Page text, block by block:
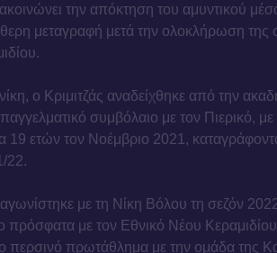
την απόκτηση του αμυντικού
μεταγραφή μετά την ολοκλήρωση της
ο Κριμιτζάς αναδείχθηκε από την
συμβόλαιο με τον Πιερικό, με
19 ετών τον Νοέμβριο 2021,
22.
αγωνίστηκε με τη Νίκη Βόλου τη σεζόν
πρόσφατα με τον Εθνικό Νέου
περσινό πρωτάθλημα με την ομάδα της